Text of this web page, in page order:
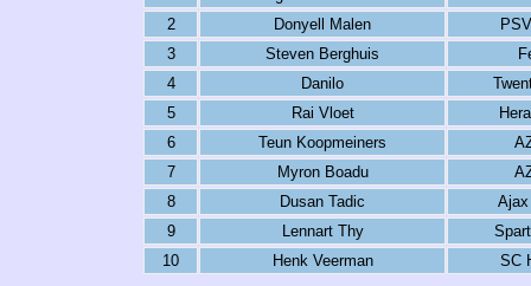
2
Donyell Malen
3
Steven Berghuis
4
Danilo
5
Rai Vloet
6
Teun Koopmeiners
7
Myron Boadu
8
Dusan Tadic
Ajax
9
Lennart Thy
10
Henk Veerman SC